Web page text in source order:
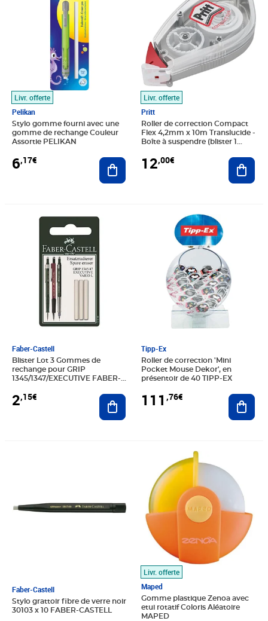
Livr. offerte
Pelikan
Stylo gomme fourni avec une
gomme de rechange Couleur
Assortie PELIKAN
6,17€ Ajouter au panier
Livr. offerte
Pritt
Roller de correction Compact
Flex 4,2mm x 10m Translucide -
Boîte à suspendre (blister 1
12,00€
Faber-Castell
Blister Lot 3 Gommes de
rechange pour GRIP
1345/1347/EXECUTIVE FABER-
2,15€
Prix 2,15€
Ajouter au panier
Tipp-Ex
Roller de correction 'Mini
Pocket Mouse Dekor', en
présentoir de 40 TIPP-EX
111 ,76€
Prix 111,76€
Faber-Castell
Stylo grattoir fibre de verre noir
30103 x 10 FABER-CASTELL
Livr. offerte
Maped
Gomme plastique Zenoa avec
etui rotatif Coloris Aléatoire
MAPED